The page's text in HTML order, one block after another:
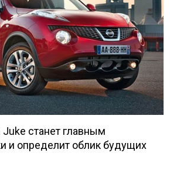
станет главным
и определит облик будущих